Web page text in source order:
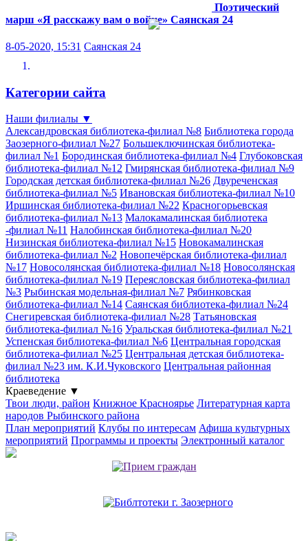
Поэтический
марш «Я расскажу вам о войне» Саянская 24
8-05-2020, 15:31 Саянская 24
Категории сайта
Наши филиалы ▼
Александровская библиотека-филиал №8 Библиотека города
Заозерного-филиал №27 Большеключинская библиотека-
филиал №1 Бородинская библиотека-филиал №4 Глубоковская
библиотека-филиал №12 Гмирянская библиотека-филиал №9
Городская детская библиотека-филиал №26 Двуреченская
библиотека-филиал №5 Ивановская библиотека-филиал №10
Иршинская библиотека-филиал №22 Красногорьевская
библиотека-филиал №13 Малокамалинская библиотека
-филиал №11 Налобинская библиотека-филиал №20
Низинская библиотека-филиал №15 Новокамалинская
библиотека-филиал №2 Новопечёрская библиотека-филиал
№17 Новосолянская библиотека-филиал №18 Новосолянская
библиотека-филиал №19 Переясловская библиотека-филиал
№3 Рыбинская модельная-филиал №7 Рябинковская
библиотека-филиал №14 Саянская библиотека-филиал №24
Снегиревская библиотека-филиал №28 Татьяновская
библиотека-филиал №16 Уральская библиотека-филиал №21
Успенская библиотека-филиал №6 Центральная городская
библиотека-филиал №25 Центральная детская библиотека-
филиал №23 им. К.И.Чуковского Центральная районная
библиотека
Краеведение ▼
Твои люди, район Книжное Красноярье Литературная карта
народов Рыбинского района
План мероприятий Клубы по интересам Афиша культурных
мероприятий Программы и проекты Электронный каталог